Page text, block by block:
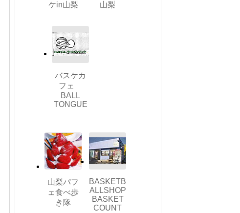
ケin山梨
山梨
バスケカ
フェ
BALL
TONGUE
山梨パフ
ェ食べ歩
き隊
BASKETB
ALLSHOP
BASKET
COUNT